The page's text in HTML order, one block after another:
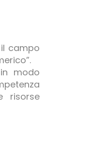
il campo
modo
risorse